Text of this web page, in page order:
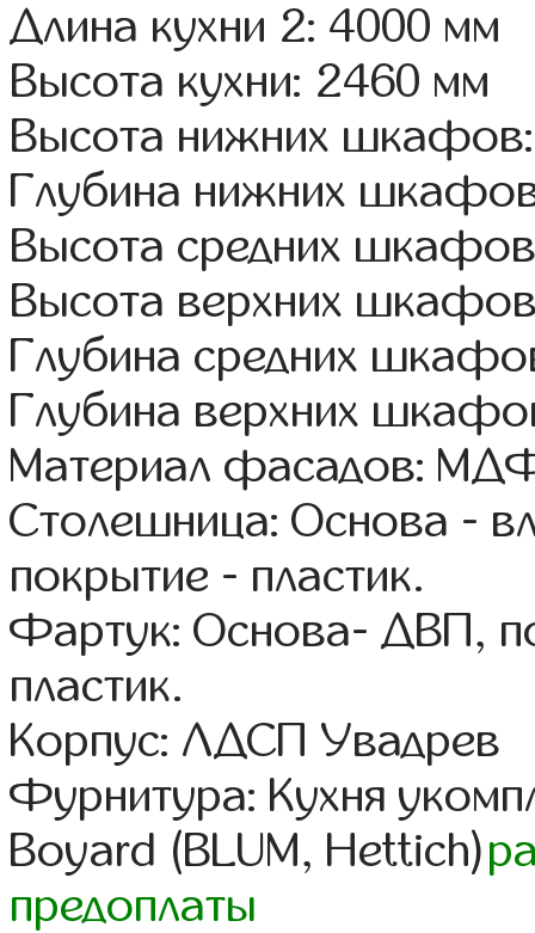
Длина кухни 2: 4000 мм
Высота кухни: 2460 мм
Высота нижних
Глубина нижних
Высота средних
Высота верхних
Глубина средних
Глубина верхних
Материал фасадов:
Столешница: Основа -
покрытие - пластик.
Фартук: Основа- ДВП,
пластик.
Корпус: ЛДСП Увадрев
Фурнитура: Кухня
Boyard (BLUM, Hettich)
предоплаты